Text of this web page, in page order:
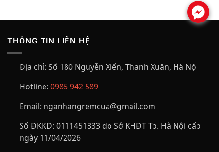
THÔNG TIN LIÊN HỆ
Địa chỉ: Số 180 Nguyễn Xiển, Thanh Xuân, Hà Nội
Hotline: 0985 942 589
Email: nganhangremcua@gmail.com
Số ĐKKD: 0111451833 do Sở KHĐT Tp. Hà Nội cấp
ngày 11/04/2026
.